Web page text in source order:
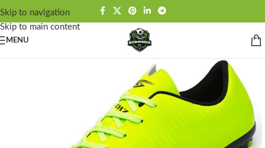
Skip to navigation
Skip to main content
MENU